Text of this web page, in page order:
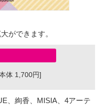
ができます。
体 1,700円]
、絢香、MISIA、4アーテ